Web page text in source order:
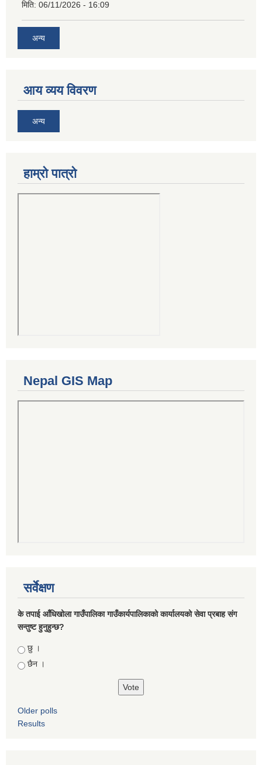
मिति: 06/11/2026 - 16:09
अन्य
आय व्यय विवरण
अन्य
हाम्रो पात्रो
Nepal GIS Map
सर्वेक्षण
के तपाई आँधिखोला गाउँपालिका गाउँकार्यपालिकाको कार्यालयको सेवा प्रबाह संग
सन्तुष्ट हुनुहुन्छ?
Choices
छु ।
छैन ।
Older polls
Results